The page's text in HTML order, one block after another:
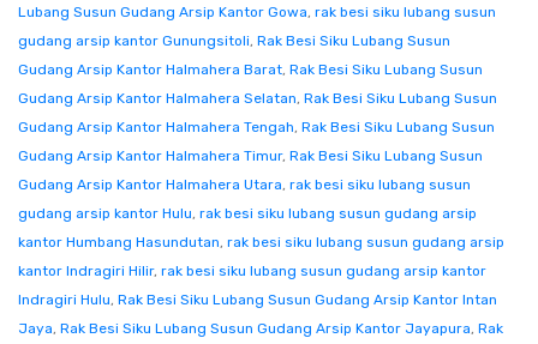
Lubang Susun Gudang Arsip Kantor Gowa, rak besi siku lubang susun
gudang arsip kantor Gunungsitoli, Rak Besi Siku Lubang Susun
Gudang Arsip Kantor Halmahera Barat, Rak Besi Siku Lubang Susun
Gudang Arsip Kantor Halmahera Selatan, Rak Besi Siku Lubang Susun
Gudang Arsip Kantor Halmahera Tengah, Rak Besi Siku Lubang Susun
Gudang Arsip Kantor Halmahera Timur, Rak Besi Siku Lubang Susun
Gudang Arsip Kantor Halmahera Utara, rak besi siku lubang susun
gudang arsip kantor Hulu, rak besi siku lubang susun gudang arsip
kantor Humbang Hasundutan, rak besi siku lubang susun gudang arsip
kantor Indragiri Hilir, rak besi siku lubang susun gudang arsip kantor
Indragiri Hulu, Rak Besi Siku Lubang Susun Gudang Arsip Kantor Intan
Jaya, Rak Besi Siku Lubang Susun Gudang Arsip Kantor Jayapura, Rak